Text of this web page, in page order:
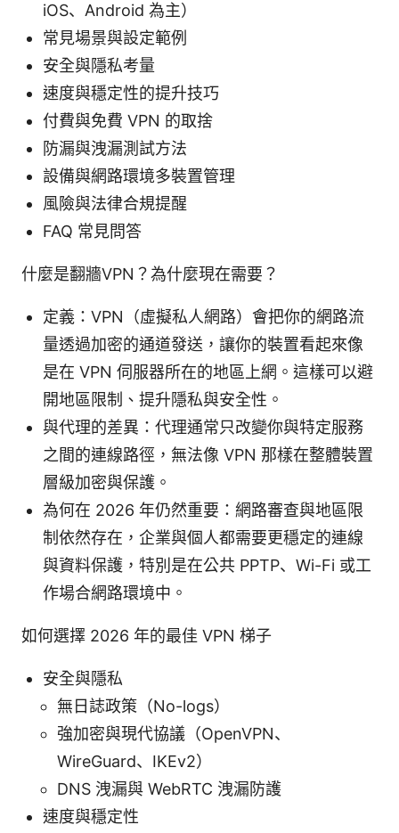
iOS、Android 為主）
常見場景與設定範例
安全與隱私考量
速度與穩定性的提升技巧
付費與免費 VPN 的取捨
防漏與洩漏測試方法
設備與網路環境多裝置管理
風險與法律合規提醒
FAQ 常見問答
什麼是翻牆VPN？為什麼現在需要？
定義：VPN（虛擬私人網路）會把你的網路流
量透過加密的通道發送，讓你的裝置看起來像
是在 VPN 伺服器所在的地區上網。這樣可以避
開地區限制、提升隱私與安全性。
與代理的差異：代理通常只改變你與特定服務
之間的連線路徑，無法像 VPN 那樣在整體裝置
層級加密與保護。
為何在 2026 年仍然重要：網路審查與地區限
制依然存在，企業與個人都需要更穩定的連線
與資料保護，特別是在公共 PPTP、Wi-Fi 或工
作場合網路環境中。
如何選擇 2026 年的最佳 VPN 梯子
安全與隱私
無日誌政策（No-logs）
強加密與現代協議（OpenVPN、
WireGuard、IKEv2）
DNS 洩漏與 WebRTC 洩漏防護
速度與穩定性